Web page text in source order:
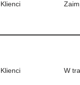
Klienci
Klienci W